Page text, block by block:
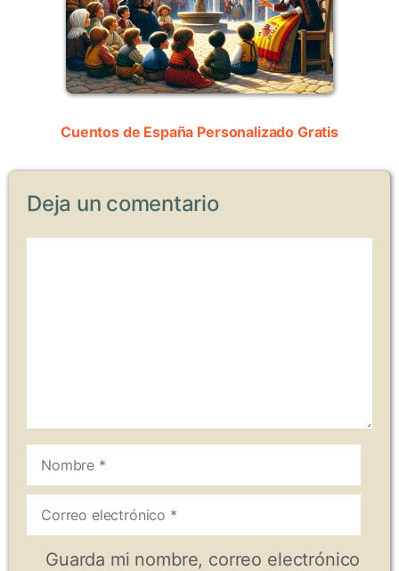
Cuentos de España Personalizado Gratis
Deja un comentario
Nombre
Correo
electrónico
Guarda mi nombre, correo electrónico